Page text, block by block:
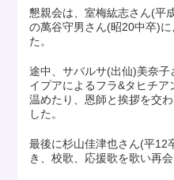
懇親会は、室梅紘志さん(平
の萬谷守男さん(昭20中卒)
た。
途中、サバルサ(出仙)美奈
イプアによるフラ&タヒチ
温めたり、恩師と挨拶を交
した。
最後に杉山佳津也さん(平12
き、校歌、応援歌を歌い再